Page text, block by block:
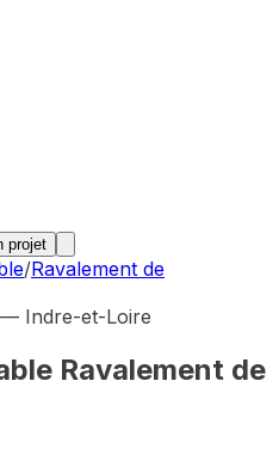
projet
/Ravalement de
— Indre-et-Loire
Ravalement de